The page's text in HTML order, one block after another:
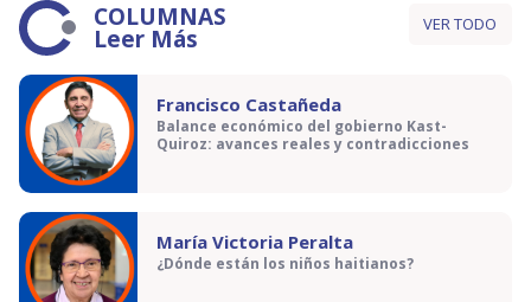
COLUMNAS
Leer Más VER TODO
Francisco Castañeda
Balance económico del gobierno Kast-
Quiroz: avances reales y contradicciones
María Victoria Peralta
¿Dónde están los niños haitianos?